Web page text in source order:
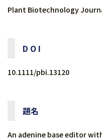
Plant Biotechnology
D O I
10.1111/pbi.13120
題名
An adenine base editor